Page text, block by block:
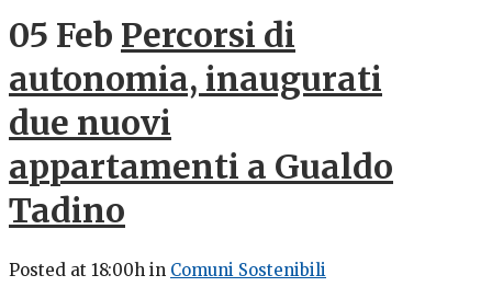
05 Feb Percorsi di
autonomia, inaugurati
due nuovi
appartamenti a Gualdo
Tadino
Posted at 18:00h in Comuni Sostenibili